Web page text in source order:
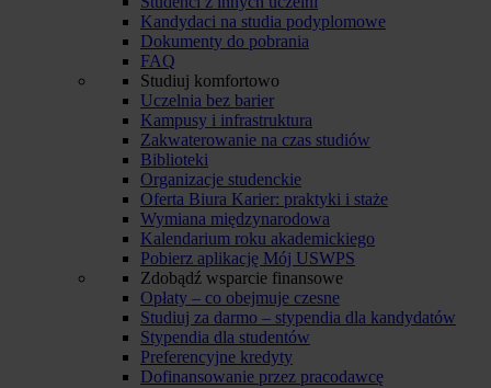
Kandydaci na studia podyplomowe
Dokumenty do pobrania
FAQ
Studiuj komfortowo
Uczelnia bez barier
Kampusy i infrastruktura
Zakwaterowanie na czas studiów
Biblioteki
Organizacje studenckie
Oferta Biura Karier: praktyki i staże
Wymiana międzynarodowa
Kalendarium roku akademickiego
Pobierz aplikację Mój USWPS
Zdobądź wsparcie finansowe
Opłaty – co obejmuje czesne
Studiuj za darmo – stypendia dla kandydatów
Stypendia dla studentów
Preferencyjne kredyty
Dofinansowanie przez pracodawcę